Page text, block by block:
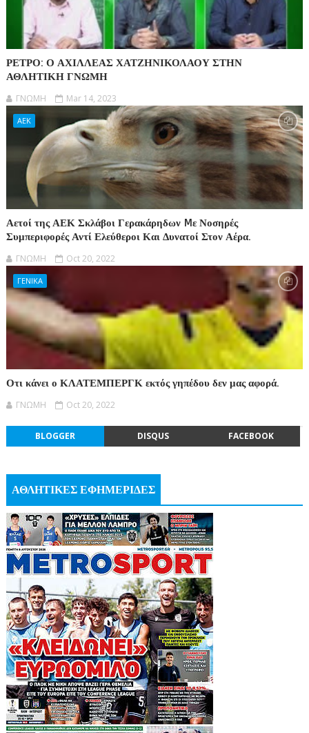
ΡΕΤΡΟ: Ο ΑΧΙΛΛΕΑΣ ΧΑΤΖΗΝΙΚΟΛΑΟΥ ΣΤΗΝ
ΑΘΛΗΤΙΚΗ ΓΝΩΜΗ
ΓΝΩΜΗ Mar 14, 2023
ΑΕΚ
Αετοί της ΑΕΚ Σκλάβοι Γερακάρηδων Mε Νοσηρές
Συμπεριφορές Αντί Ελεύθεροι Και Δυνατοί Στον Αέρα.
ΓΝΩΜΗ Oct 20, 2022
ΓΕΝΙΚΑ
Οτι κάνει ο ΚΛΑΤΕΜΠΕΡΓΚ εκτός γηπέδου δεν μας αφορά.
ΓΝΩΜΗ Oct 20, 2022
BLOGGER DISQUS FACEBOOK
ΑΘΛΗΤΙΚΕΣ ΕΦΗΜΕΡΙΔΕΣ